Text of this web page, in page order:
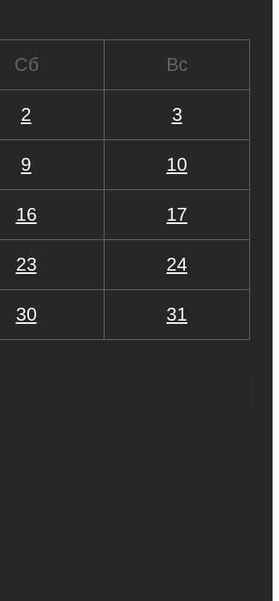
Сб Вс
2 3
9 10
16 17
23 24
30 31